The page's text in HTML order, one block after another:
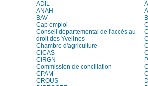
ADIL
ANAH
BAV
Cap emploi
Conseil départemental de l'accès au
droit des Yvelines
Chambre d'agriculture
CICAS
CIRGN
Commission de conciliation
CPAM
CROUS